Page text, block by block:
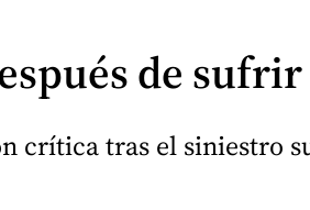
de
crítica tras el siniestro